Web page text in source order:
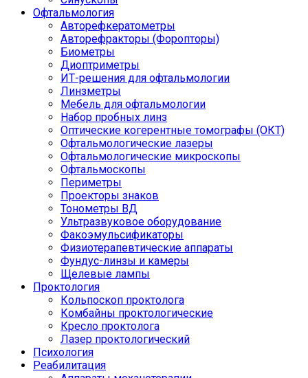
Офтальмология
Авторефкератометры
Авторефракторы (Форопторы)
Биометры
Диоптриметры
ИТ-решения для офтальмологии
Линзметры
Мебель для офтальмологии
Набор пробных линз
Оптические когерентные томографы (ОКТ)
Офтальмологические лазеры
Офтальмологические микроскопы
Офтальмоскопы
Периметры
Проекторы знаков
Тонометры ВД
Ультразвуковое оборудование
Факоэмульсификаторы
Физиотерапевтические аппараты
Фундус-линзы и камеры
Щелевые лампы
Проктология
Кольпоскоп проктолога
Комбайны проктологические
Кресло проктолога
Лазер проктологический
Психология
Реабилитация